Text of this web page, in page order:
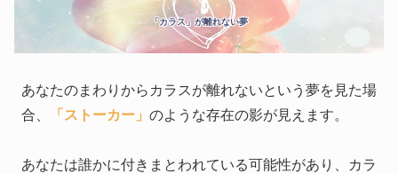
「カラス」が離れない夢
あなたのまわりからカラスが離れないという夢を見た場
合、
「ストーカー」 のような存在の影が見えます。
あなたは誰かに付きまとわれている可能性があり、カラ